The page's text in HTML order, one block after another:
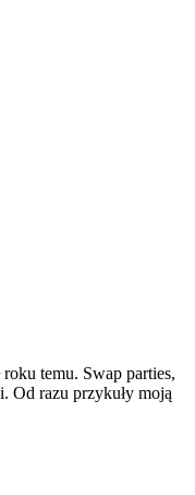
roku temu. Swap parties,
Od razu przykuły moją